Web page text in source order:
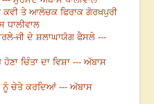
ਕਵੀ ਤੇ ਆਲੋਚਕ ਫਿਰਾਕ ਗੋਰਖਪੁਰੀ
ਧਾਲੀਵਾਲ
ਜੀ ਦੇ ਸ਼ਲਾਘਾਯੋਗ ਫੈਸਲੇ ---
ਚਿੰਤਾ ਦਾ ਵਿਸ਼ਾ --- ਅੱਬਾਸ
ਨੂੰ ਚੇਤੇ ਕਰਦਿਆਂ --- ਅੱਬਾਸ